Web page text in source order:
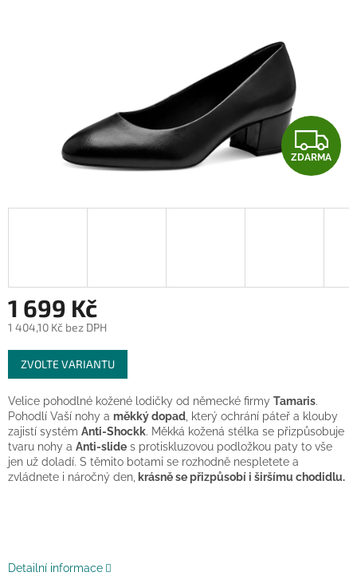
Z
D
A
ZDARMA
1 699 Kč
1 404,10 Kč bez DPH
Měrná
cena:
ZVOLTE VARIANTU
Velice pohodlné kožené lodičky od německé firmy Tamaris.
Pohodlí Vaší nohy a měkký dopad, který ochrání páteř a klouby
zajistí systém Anti-Shockk. Měkká kožená stélka se přizpůsobuje
tvaru nohy a Anti-slide s protiskluzovou podložkou paty to vše
jen už doladí. S těmito botami se rozhodně nespletete a
zvládnete i náročný den, krásně se přizpůsobí i širšímu chodidlu.
Detailní informace